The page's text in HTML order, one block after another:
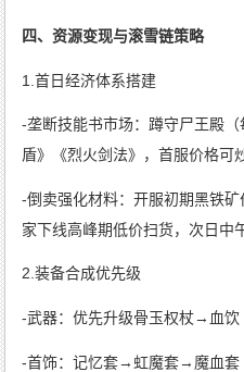
四、资源变现与滚雪链策略
1.首日经济体系搭建
-垄断技能书市场：蹲守尸王殿
盾》《烈火剑法》，首服价格可
-倒卖强化材料：开服初期黑铁
家下线高峰期低价扫货，次日中
2.装备合成优先级
-武器：优先升级骨玉权杖→血饮
-首饰：记忆套→虹魔套→魔血套